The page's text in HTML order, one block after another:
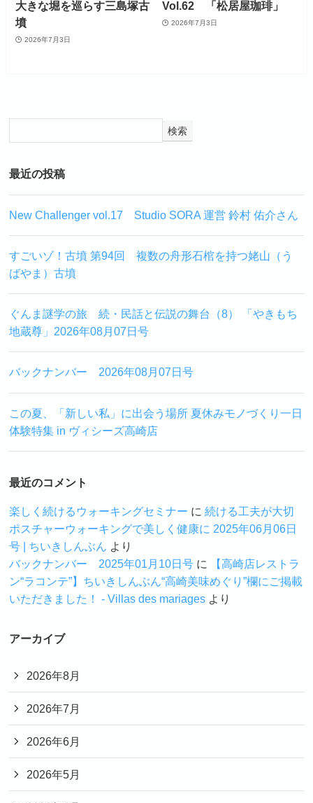
大きな堀を巡らす三島塚古
墳
2026年7月3日
Vol.62 「松居屋珈琲」
2026年7月3日
検索
最近の投稿
New Challenger vol.17 Studio SORA 運営 鈴村 佑介さん
すごいゾ！古墳 第94回 複数の舟形石棺を持つ姥山（う
ばやま）古墳
ぐんま謎学の旅 続・民話と伝説の舞台（8） 「やきもち
地蔵尊」2026年08月07日号
バックナンバー 2026年08月07日号
この夏、「新しい私」に出会う場所 夏休みモノづくり一日
体験特集 in ヴィシーズ高崎店
最近のコメント
楽しく続けるウォーキングセミナー に続ける工夫が大切
ポスチャーウォーキングで美しく健康に 2025年06月06日
号 | ちいきしんぶん より
バックナンバー 2025年01月10日号 に
【高崎店レストラ
ン“ラコンテ”】ちいきしんぶん“高崎美味めぐり”欄にご掲載
いただきました！ - Villas des mariages より
アーカイブ
2026年8月
2026年7月
2026年6月
2026年5月